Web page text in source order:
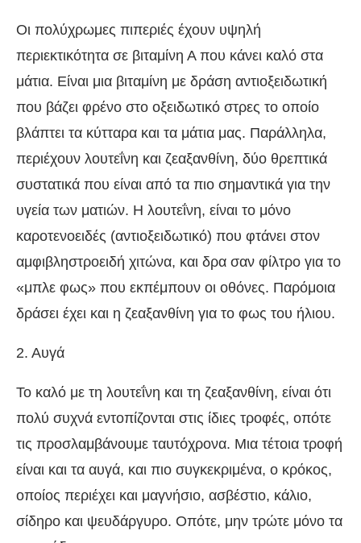
Οι πολύχρωμες πιπεριές έχουν υψηλή
περιεκτικότητα σε βιταμίνη Α που κάνει καλό στα
μάτια. Είναι μια βιταμίνη με δράση αντιοξειδωτική
που βάζει φρένο στο οξειδωτικό στρες το οποίο
βλάπτει τα κύτταρα και τα μάτια μας. Παράλληλα,
περιέχουν λουτεΐνη και ζεαξανθίνη, δύο θρεπτικά
συστατικά που είναι από τα πιο σημαντικά για την
υγεία των ματιών. Η λουτεΐνη, είναι το μόνο
καροτενοειδές (αντιοξειδωτικό) που φτάνει στον
αμφιβληστροειδή χιτώνα, και δρα σαν φίλτρο για το
«μπλε φως» που εκπέμπουν οι οθόνες. Παρόμοια
δράσει έχει και η ζεαξανθίνη για το φως του ήλιου.
2. Αυγά
Το καλό με τη λουτεΐνη και τη ζεαξανθίνη, είναι ότι
πολύ συχνά εντοπίζονται στις ίδιες τροφές, οπότε
τις προσλαμβάνουμε ταυτόχρονα. Μια τέτοια τροφή
είναι και τα αυγά, και πιο συγκεκριμένα, ο κρόκος,
οποίος περιέχει και μαγνήσιο, ασβέστιο, κάλιο,
σίδηρο και ψευδάργυρο. Οπότε, μην τρώτε μόνο τα